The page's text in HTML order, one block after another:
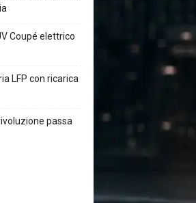
Coupé elettrico
LFP con ricarica
passa